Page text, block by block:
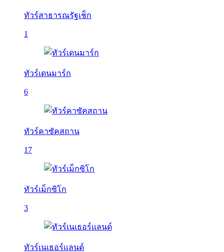
ทัวร์สาธารณรัฐเช็ก
1
ทัวร์เดนมาร์ก
6
ทัวร์คาซัคสถาน
17
ทัวร์เม็กซิโก
3
ทัวร์เนเธอร์แลนด์